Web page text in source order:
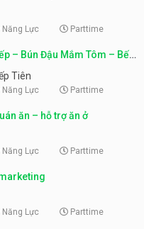
Lực Parttime
– Bún Đậu Mắm Tôm – Bếp
Tiên
Lực Parttime
ăn – hỗ trợ ăn ở
Lực Parttime
Lực Parttime